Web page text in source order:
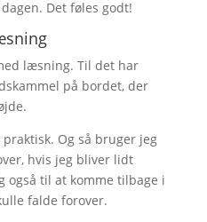
Det føles godt!
læsning. Til det har
på bordet, der
Og så bruger jeg
hvis jeg bliver lidt
til at komme tilbage i
falde forover.